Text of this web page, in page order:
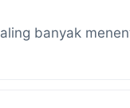
banyak